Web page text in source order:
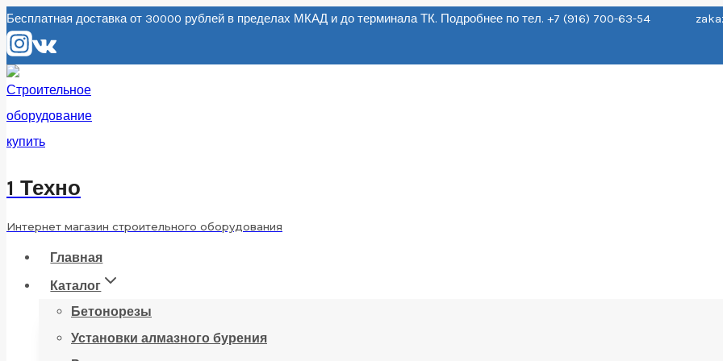
Перейти
к
содержанию
Бесплатная доставка от 30000 рублей в пределах МКАД и до терминала ТК. Подробнее по тел. +7 (916) 700-63-54
1 Техно
Интернет магазин строительного оборудования
Главная
Каталог
Бетонорезы
Установки алмазного бурения